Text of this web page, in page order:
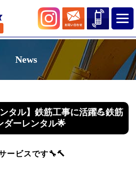
News
タル】鉄筋工事に活躍💪鉄筋
ダーレンタル🌟
ービスです🔧🔨